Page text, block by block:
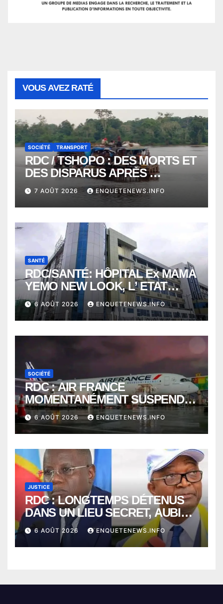
VOUS AVEZ RATÉ
SOCIÉTÉ TRANSPORT
RDC / TSHOPO : DES MORTS ET
DES DISPARUS APRÈS
NAUFRAGE D’UNE BALEINIERE
À QUELQUES KILOMÈTRES DE
KISANGANI
7 AOÛT 2026 ENQUETENEWS.INFO
SANTÉ
RDC/SANTÉ: HÔPITAL Ex MAMA
YEMO NEW LOOK, L’ ETAT
PERD LE CONTROLE
6 AOÛT 2026 ENQUETENEWS.INFO
SOCIÉTÉ
RDC : AIR FRANCE
MOMENTANÉMENT SUSPENDU
ENTRE KINSHASA ET PARIS ?
6 AOÛT 2026 ENQUETENEWS.INFO
JUSTICE
RDC : LONGTEMPS DÉTENUS
DANS UN LIEU SECRET, AUBIN
MINAKU ET EMMANUEL
SHADARY TRANSFÉRÉS À
L’AUDITORAT MILITAIRE
6 AOÛT 2026 ENQUETENEWS.INFO